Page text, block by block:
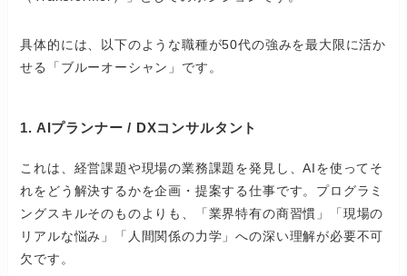
具体的には、以下のような職種が50代の強みを最大限に活か
せる「ブルーオーシャン」です。
1. AIプランナー / DXコンサルタント
これは、経営課題や現場の業務課題を発見し、AIを使ってそ
れをどう解決するかを企画・提案する仕事です。プログラミ
ングスキルそのものよりも、「業界特有の商習慣」「現場の
リアルな悩み」「人間関係の力学」への深い理解が必要不可
欠です。